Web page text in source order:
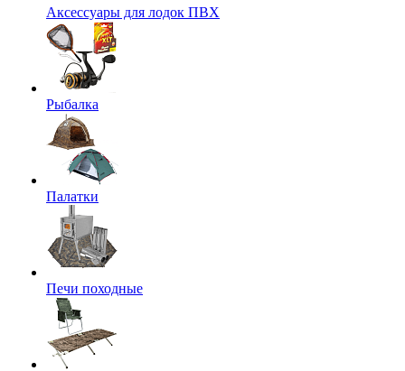
Аксессуары для лодок ПВХ
Рыбалка
Палатки
Печи походные